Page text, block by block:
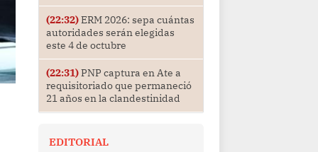
(22:32)ERM 2026: sepa cuántas
autoridades serán elegidas
este 4 de octubre
(22:31)PNP captura en Ate a
requisitoriado que permaneció
21 años en la clandestinidad
EDITORIAL